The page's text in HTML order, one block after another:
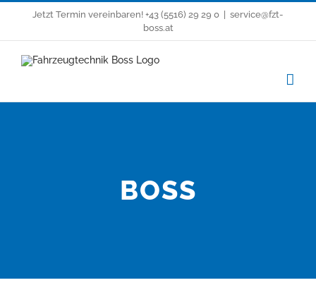
springen
Jetzt Termin vereinbaren! +43 (5516) 29 29 0
service@fzt-
boss.at
BOSS